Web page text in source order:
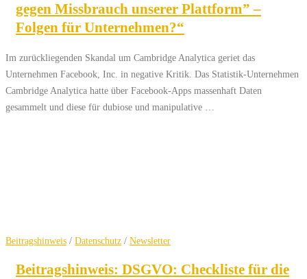
gegen Missbrauch unserer Plattform” –
Folgen für Unternehmen?“
Im zurückliegenden Skandal um Cambridge Analytica geriet das
Unternehmen Facebook, Inc. in negative Kritik. Das Statistik-Unternehmen
Cambridge Analytica hatte über Facebook-Apps massenhaft Daten
gesammelt und diese für dubiose und manipulative …
Beitragshinweis / Datenschutz / Newsletter
Beitragshinweis: DSGVO: Checkliste für die